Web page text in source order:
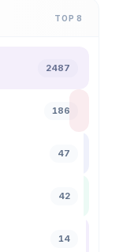
TOP 8
2487
186
47
42
14